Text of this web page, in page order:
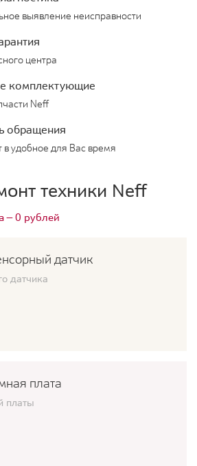
выявление неисправности
центра
комплектующие
Neff
обращения
в удобное для Вас время
техники Neff
— 0 рублей
датчик
датчика
плата
платы